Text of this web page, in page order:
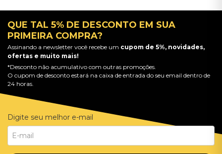
QUE TAL 5% DE DESCONTO EM SUA
PRIMEIRA COMPRA?
Assinando a newsletter você recebe um cupom de 5%, novidades,
ofertas e muito mais!
*Desconto não acumulativo com outras promoções.
O cupom de desconto estará na caixa de entrada do seu email dentro de
24 horas.
Digite seu melhor e-mail